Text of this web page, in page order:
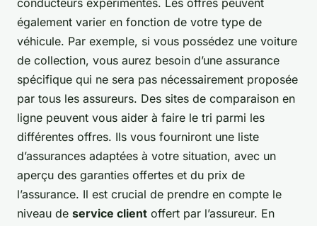
conducteurs expérimentés. Les offres peuvent
également varier en fonction de votre type de
véhicule. Par exemple, si vous possédez une voiture
de collection, vous aurez besoin d’une assurance
spécifique qui ne sera pas nécessairement proposée
par tous les assureurs. Des sites de comparaison en
ligne peuvent vous aider à faire le tri parmi les
différentes offres. Ils vous fourniront une liste
d’assurances adaptées à votre situation, avec un
aperçu des garanties offertes et du prix de
l’assurance. Il est crucial de prendre en compte le
niveau de service client offert par l’assureur. En